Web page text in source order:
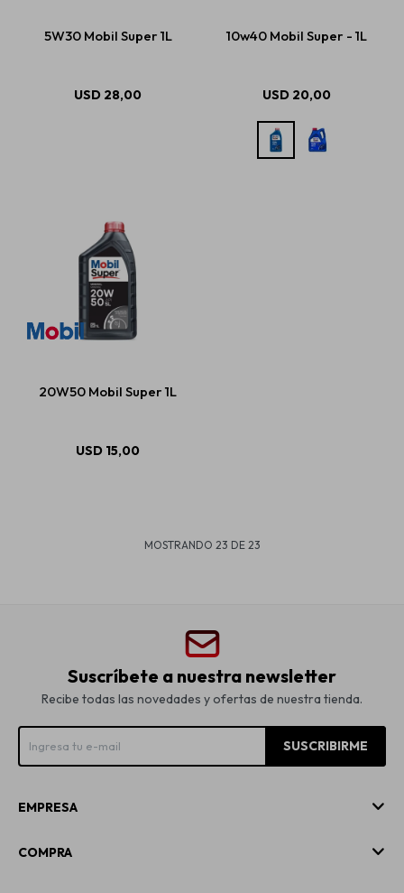
5W30 Mobil Super 1L
USD 28,00
10w40 Mobil Super - 1L
USD 20,00
20W50 Mobil Super 1L
USD 15,00
MOSTRANDO 23 DE 23
Suscríbete a nuestra newsletter
Recibe todas las novedades y ofertas de nuestra tienda.
SUSCRIBIRME
EMPRESA
COMPRA